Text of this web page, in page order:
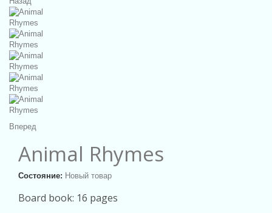
Вперед
Animal Rhymes
Состояние: Новый товар
Board book: 16 pages